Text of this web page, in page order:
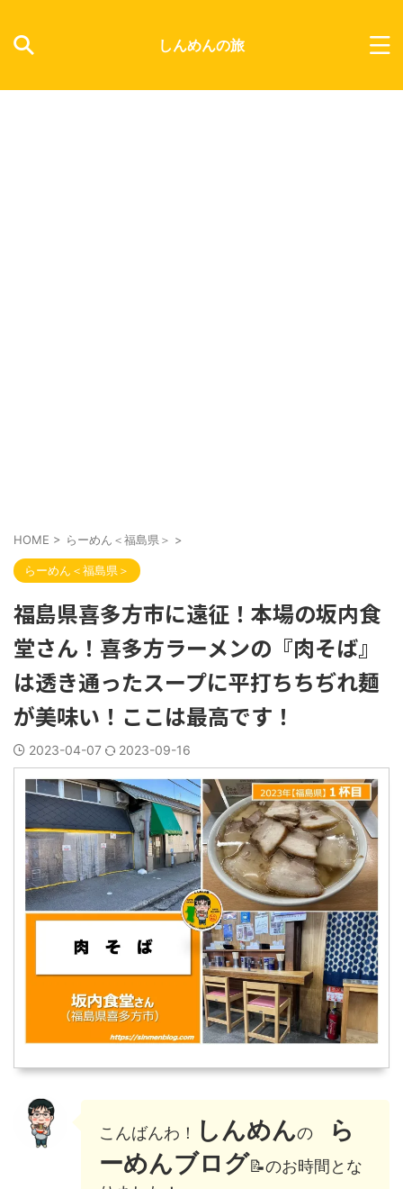
しんめんの旅
HOME > らーめん＜福島県＞ >
らーめん＜福島県＞
福島県喜多方市に遠征！本場の坂内食
堂さん！喜多方ラーメンの『肉そば』
は透き通ったスープに平打ちちぢれ麺
が美味い！ここは最高です！
2023-04-07 2023-09-16
こんばんわ！ しんめんの
ら
ーめんブログ📝のお時間とな